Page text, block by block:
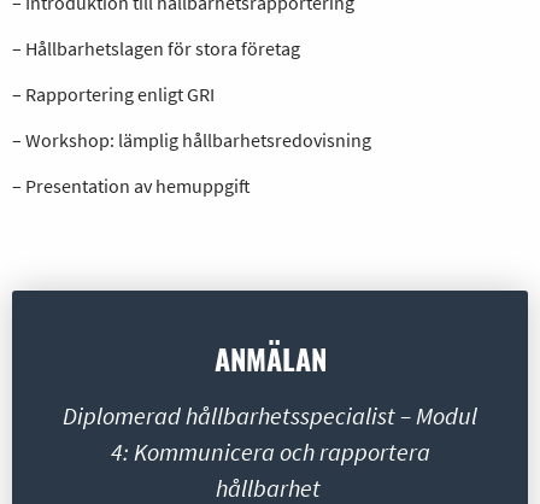
– Hållbarhetslagen för stora företag
– Rapportering enligt GRI
– Workshop: lämplig hållbarhetsredovisning
– Presentation av hemuppgift
ANMÄLAN
Diplomerad hållbarhetsspecialist – Modul
4: Kommunicera och rapportera
hållbarhet